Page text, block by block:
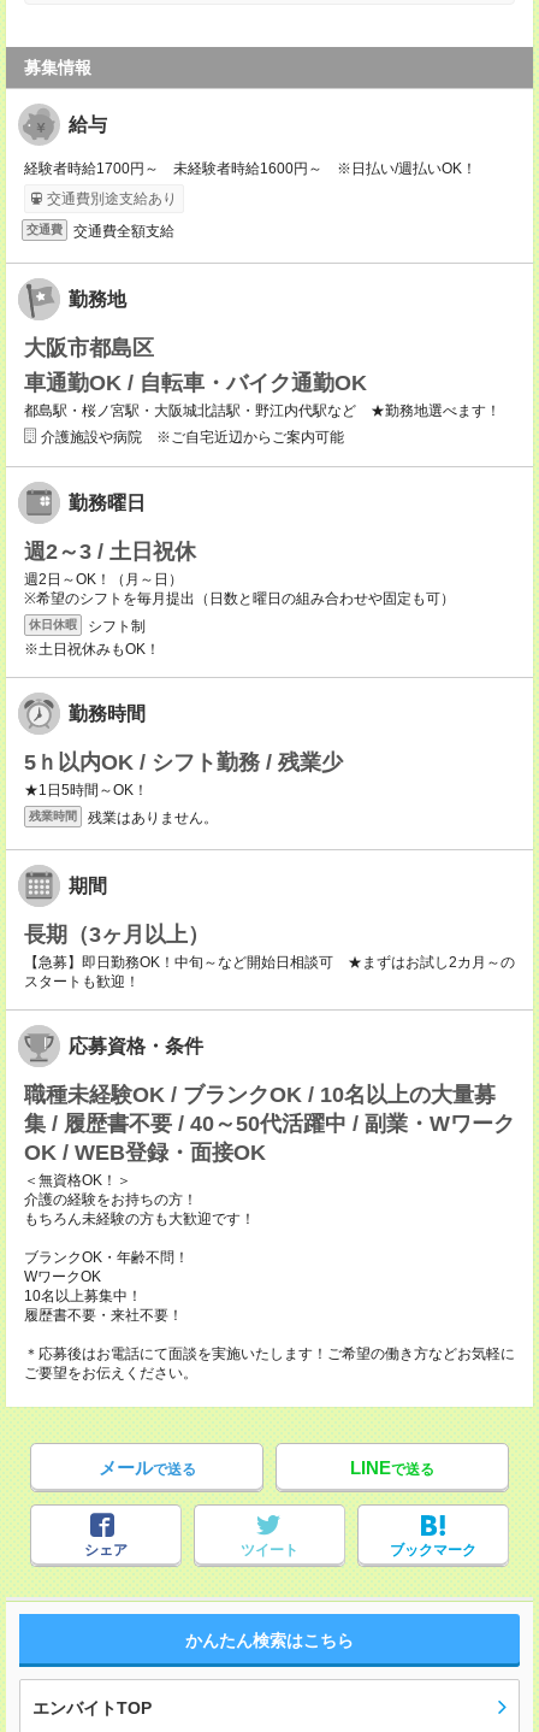
募集情報
給与
経験者時給1700円～ 未経験者時給1600円～ ※日払い/週払いOK！
交通費別途支給あり
交通費 交通費全額支給
勤務地
大阪市都島区
車通勤OK / 自転車・バイク通勤OK
都島駅・桜ノ宮駅・大阪城北詰駅・野江内代駅など ★勤務地選べます！
介護施設や病院 ※ご自宅近辺からご案内可能
勤務曜日
週2～3 / 土日祝休
週2日～OK！（月～日）
※希望のシフトを毎月提出（日数と曜日の組み合わせや固定も可）
休日休暇
シフト制
※土日祝休みもOK！
勤務時間
5ｈ以内OK / シフト勤務 / 残業少
★1日5時間～OK！
残業時間 残業はありません。
期間
長期（3ヶ月以上）
【急募】即日勤務OK！中旬～など開始日相談可 ★まずはお試し2カ月～の
スタートも歓迎！
応募資格・条件
職種未経験OK / ブランクOK / 10名以上の大量募
集 / 履歴書不要 / 40～50代活躍中 / 副業・Wワーク
OK / WEB登録・面接OK
＜無資格OK！＞
介護の経験をお持ちの方！
もちろん未経験の方も大歓迎です！
ブランクOK・年齢不問！
WワークOK
10名以上募集中！
履歴書不要・来社不要！
＊応募後はお電話にて面談を実施いたします！ご希望の働き方などお気軽に
ご要望をお伝えください。
メールで送る LINEで送る
シェア ツイート ブックマーク
かんたん検索はこちら
エンバイトTOP